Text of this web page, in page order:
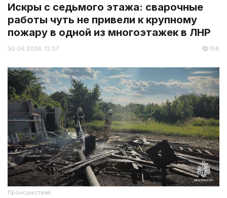
Искры с седьмого этажа: сварочные
работы чуть не привели к крупному
пожару в одной из многоэтажек в ЛНР
30.06.2026 12:07 158
Происшествия